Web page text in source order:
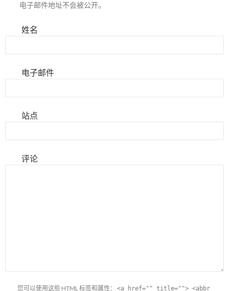
电子邮件地址不会被公开。
姓名
电子邮件
站点
评论
您可以使用这些 HTML标签和属性： <a href="" title=""> <abbr